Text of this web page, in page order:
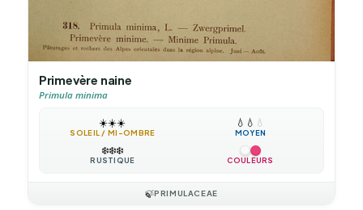
Primevère naine
Primula minima
☀️☀️☀️
SOLEIL / MI-OMBRE
💧 💧 💧
MOYEN
❄️❄️❄️
RUSTIQUE COULEURS
🍃PRIMULACEAE